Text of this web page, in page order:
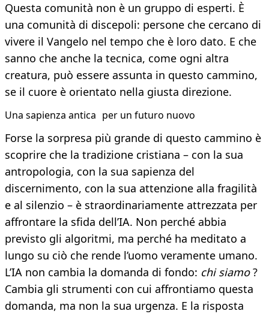
Questa comunità non è un gruppo di esperti. È
una comunità di discepoli: persone che cercano di
vivere il Vangelo nel tempo che è loro dato. E che
sanno che anche la tecnica, come ogni altra
creatura, può essere assunta in questo cammino,
se il cuore è orientato nella giusta direzione.
Una sapienza antica per un futuro nuovo
Forse la sorpresa più grande di questo cammino è
scoprire che la tradizione cristiana – con la sua
antropologia, con la sua sapienza del
discernimento, con la sua attenzione alla fragilità
e al silenzio – è straordinariamente attrezzata per
affrontare la sfida dell’IA. Non perché abbia
previsto gli algoritmi, ma perché ha meditato a
lungo su ciò che rende l’uomo veramente umano.
L’IA non cambia la domanda di fondo: chi siamo?
Cambia gli strumenti con cui affrontiamo questa
domanda, ma non la sua urgenza. E la risposta